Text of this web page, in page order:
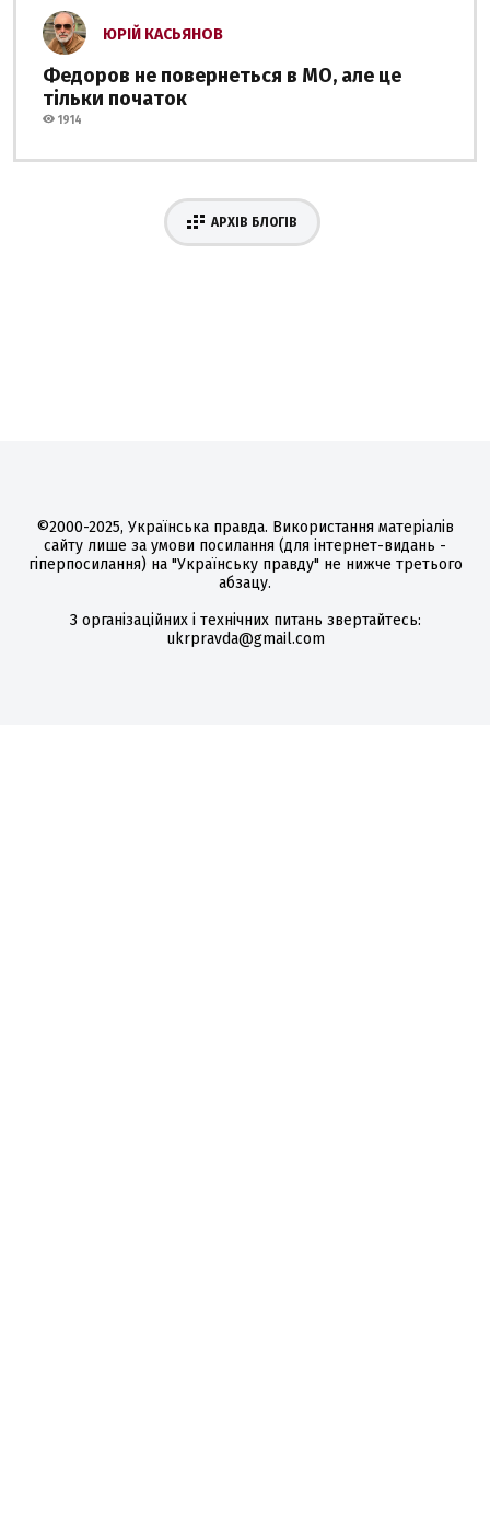
ЮРІЙ КАСЬЯНОВ
Федоров не повернеться в МО, але це
тільки початок
1914
АРХІВ БЛОГІВ
©2000-2025, Українська правда. Використання матеріалів
сайту лише за умови посилання (для інтернет-видань -
гіперпосилання) на "Українську правду" не нижче третього
абзацу.
З організаційних і технічних питань звертайтесь:
ukrpravda@gmail.com